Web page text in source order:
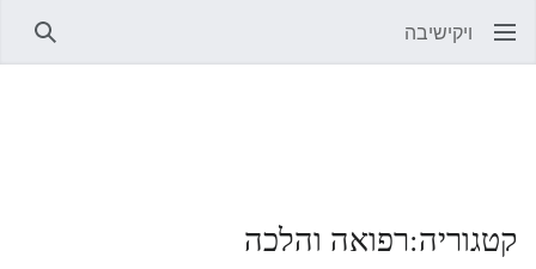
ויקישיבה
קטגוריה:רפואה והלכה